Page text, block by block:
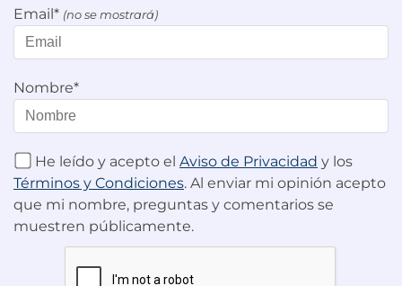
Email* (no se mostrará)
Nombre*
He leído y acepto el Aviso de Privacidad y los
Términos y Condiciones. Al enviar mi opinión acepto
que mi nombre, preguntas y comentarios se
muestren públicamente.